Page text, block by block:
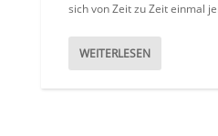
sich von Zeit zu Zeit einmal
WEITERLESEN